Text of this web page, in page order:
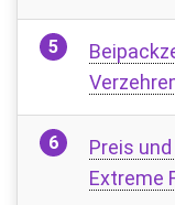
Preis
Extreme